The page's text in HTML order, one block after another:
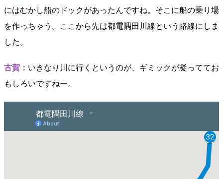
にはむかし船のドックがあったんですね。そこに船の乗り場
を作っちゃう。ここから先は都電隅田川線という路線にしま
した。
古賀： いきなり川に行くというのが、ギミックが凝っててお
もしろいですねー。